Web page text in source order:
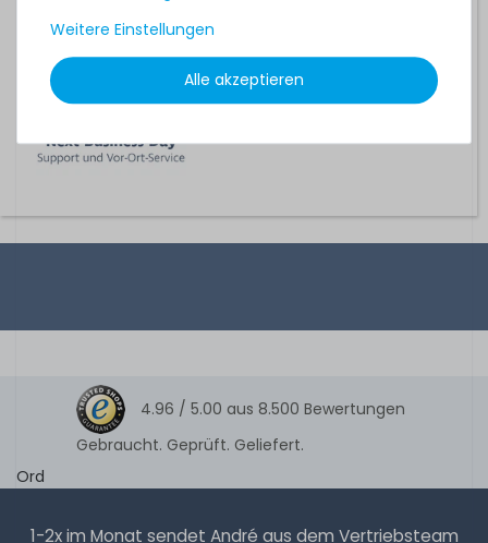
321,99 € *
4.96 / 5.00 aus 8.500 Bewertungen
Gebraucht. Geprüft. Geliefert.
Ord
1-2x im Monat sendet André aus dem Vertriebsteam
Weitere Einstellungen
Alle akzeptieren